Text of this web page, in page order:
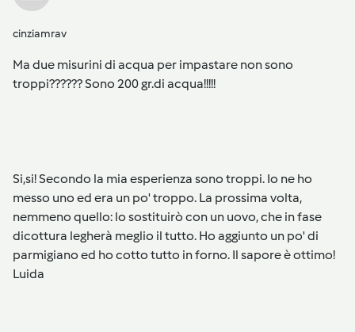
cinziamrav
Ma due misurini di acqua per impastare non sono
troppi?????? Sono 200 gr.di acqua!!!!!
Si,si! Secondo la mia esperienza sono troppi. Io ne ho
messo uno ed era un po' troppo. La prossima volta,
nemmeno quello: lo sostituirò con un uovo, che in fase
dicottura legherà meglio il tutto. Ho aggiunto un po' di
parmigiano ed ho cotto tutto in forno. Il sapore è ottimo!
Luida